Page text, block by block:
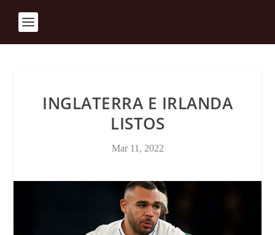
INGLATERRA E IRLANDA
LISTOS
Mar 11, 2022